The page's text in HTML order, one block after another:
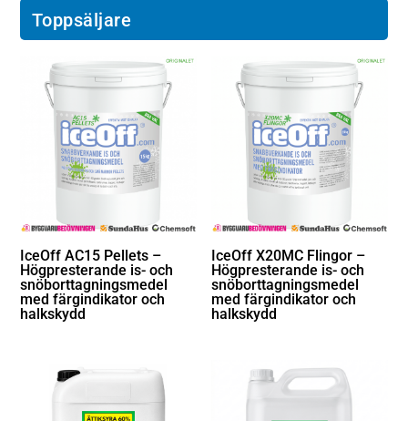
Toppsäljare
IceOff AC15 Pellets –
Högpresterande is- och
snöborttagningsmedel
med färgindikator och
halkskydd
IceOff X20MC Flingor –
Högpresterande is- och
snöborttagningsmedel
med färgindikator och
halkskydd